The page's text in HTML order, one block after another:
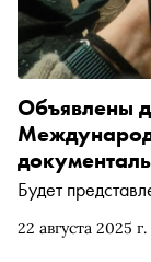
22 августа 2025 г.
Объявлены
Будет